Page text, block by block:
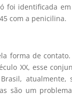
foi identificada
com a penicilina.
forma de
XX, esse
atualmente,
são um